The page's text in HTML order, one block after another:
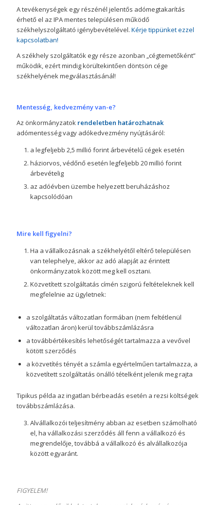
A tevékenységek egy részénél jelentős adómegtakarítás
érhető el az IPA mentes településen működő
székhelyszolgáltató igénybevételével. Kérje tippünket ezzel
kapcsolatban!
A székhely szolgáltatók egy része azonban „cégtemetőként”
működik, ezért mindig körültekintően döntsön cége
székhelyének megválasztásánál!
Mentesség, kedvezmény van-e?
Az önkormányzatok rendeletben határozhatnak
adómentesség vagy adókedvezmény nyújtásáról:
a legfeljebb 2,5 millió forint árbevételű cégek esetén
háziorvos, védőnő esetén legfeljebb 20 millió forint
árbevételig
az adóévben üzembe helyezett beruházáshoz
kapcsolódóan
Mire kell figyelni?
Ha a vállalkozásnak a székhelyétől eltérő településen
van telephelye, akkor az adó alapját az érintett
önkormányzatok között meg kell osztani.
Közvetített szolgáltatás címén szigorú feltételeknek kell
megfelelnie az ügyletnek:
a szolgáltatás változatlan formában (nem feltétlenül
változatlan áron) kerül továbbszámlázásra
a továbbértékesítés lehetőségét tartalmazza a vevővel
kötött szerződés
a közvetítés tényét a számla egyértelműen tartalmazza, a
közvetített szolgáltatás önálló tételként jelenik meg rajta
Tipikus példa az ingatlan bérbeadás esetén a rezsi költségek
továbbszámlázása.
Alvállalkozói teljesítmény abban az esetben számolható
el, ha vállalkozási szerződés áll fenn a vállalkozó és
megrendelője, továbbá a vállalkozó és alvállalkozója
között egyaránt.
FIGYELEM!